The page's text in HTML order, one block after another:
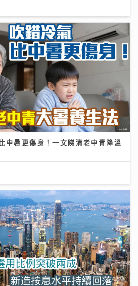
中暑更傷身！一文睇清老中青降溫